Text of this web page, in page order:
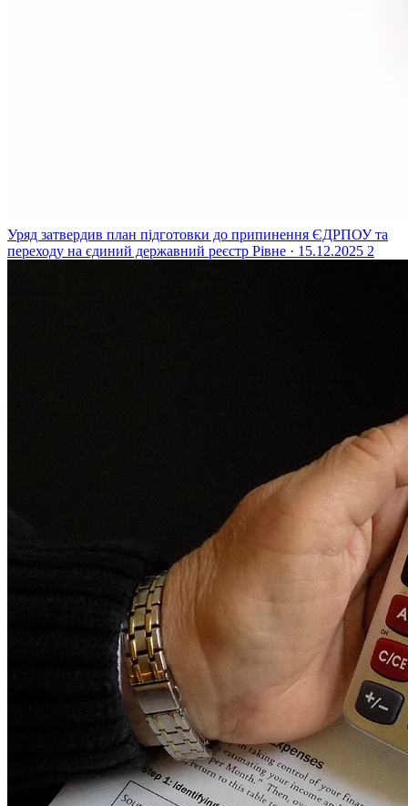
Уряд затвердив план підготовки до припинення ЄДРПОУ та
переходу на єдиний державний реєстр Рівне · 15.12.2025 2